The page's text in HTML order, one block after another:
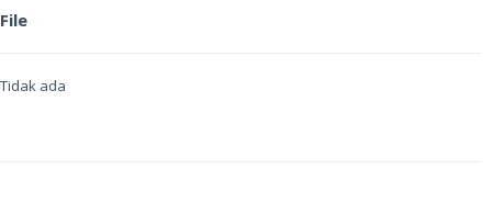
File
Tidak ada